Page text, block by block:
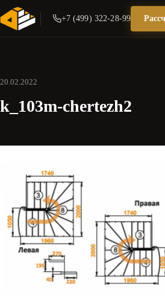
+7 (499) 322-28-99
20.02.2022
k_103m-chertezh2